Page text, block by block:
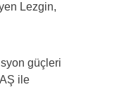
Lezgin,
güçleri
ile